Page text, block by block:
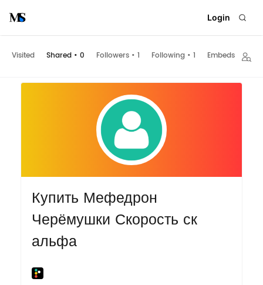
Login
Visited Shared • 0 Followers • 1 Following • 1 Embeds
Купить Мефедрон
Черёмушки Скорость ск
альфа